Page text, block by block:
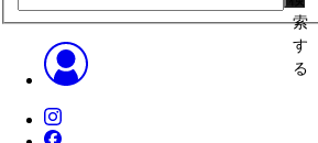
索
す
る